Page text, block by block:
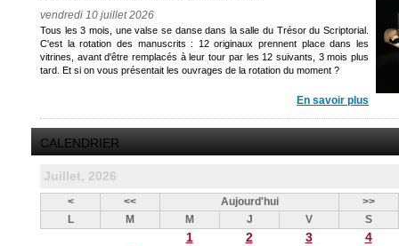
vendredi 10 juillet 2026
Tous les 3 mois, une valse se danse dans la salle du Trésor du Scriptorial.
C'est la rotation des manuscrits : 12 originaux prennent place dans les
vitrines, avant d'être remplacés à leur tour par les 12 suivants, 3 mois plus
tard. Et si on vous présentait les ouvrages de la rotation du moment ?
En savoir plus
CALENDRIER
Juillet, 2026
< << Aujourd'hui
>>
L
M M J V S
1 2 3
4